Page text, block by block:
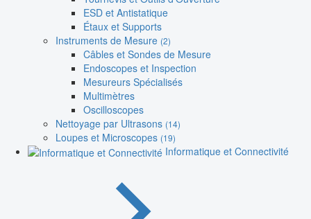
ESD et Antistatique
Étaux et Supports
Instruments de Mesure (2)
Câbles et Sondes de Mesure
Endoscopes et Inspection
Mesureurs Spécialisés
Multimètres
Oscilloscopes
Nettoyage par Ultrasons (14)
Loupes et Microscopes (19)
Informatique et Connectivité